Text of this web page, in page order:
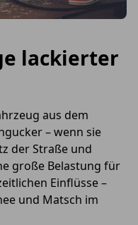
lackierter
aus dem
– wenn sie
der Straße und
große Belastung für
Einflüsse –
und Matsch im